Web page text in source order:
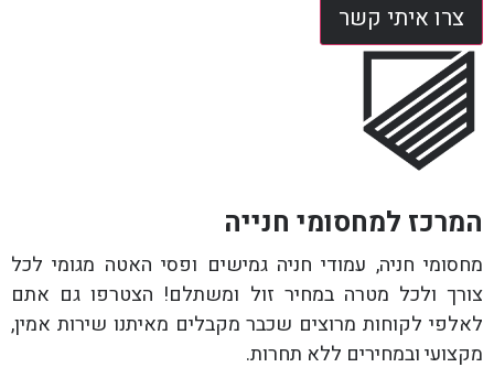
צרו איתי קשר
המרכז למחסומי חנייה
מחסומי חניה, עמודי חניה גמישים ופסי האטה מגומי לכל
צורך ולכל מטרה במחיר זול ומשתלם! הצטרפו גם אתם
לאלפי לקוחות מרוצים שכבר מקבלים מאיתנו שירות אמין,
מקצועי ובמחירים ללא תחרות.